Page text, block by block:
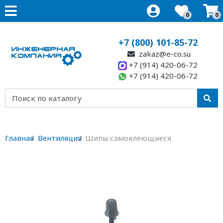
0 0
+7 (800) 101-85-72
zakaz@e-co.su
+7 (914) 420-06-72
+7 (914) 420-06-72
Главная Вентиляция Шипы самоклеющиеся